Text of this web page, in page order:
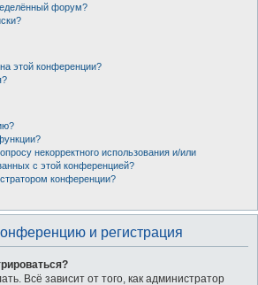
форум?
этой конференции?
некорректного использования и/или
с этой конференцией?
конференции?
и регистрация
Всё зависит от того, как администратор